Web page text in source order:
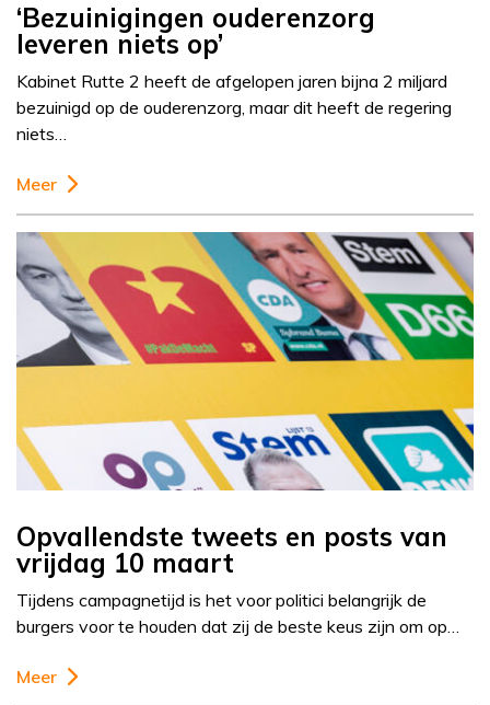
‘Bezuinigingen ouderenzorg
leveren niets op’
Kabinet Rutte 2 heeft de afgelopen jaren bijna 2 miljard
bezuinigd op de ouderenzorg, maar dit heeft de regering
niets…
Meer
Opvallendste tweets en posts van
vrijdag 10 maart
Tijdens campagnetijd is het voor politici belangrijk de
burgers voor te houden dat zij de beste keus zijn om op…
Meer